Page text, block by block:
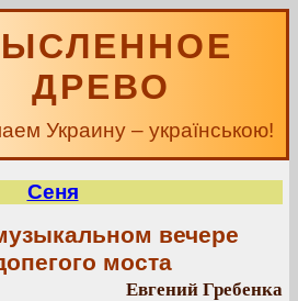
ДРЕВО
Украину – українською!
Сеня
вечере
моста
Евгений Гребенка